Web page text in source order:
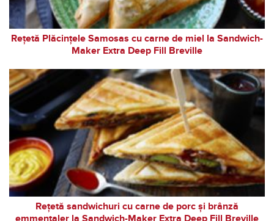
Rețetă Plăcințele Samosas cu carne de miel la Sandwich-
Maker Extra Deep Fill Breville
Rețetă sandwichuri cu carne de porc și brânză
emmentaler la Sandwich-Maker Extra Deep Fill Breville